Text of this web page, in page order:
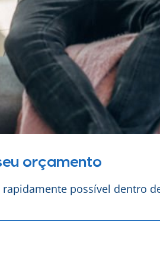
orçamento
possível dentro